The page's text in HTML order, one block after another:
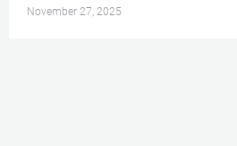
November 27, 2025